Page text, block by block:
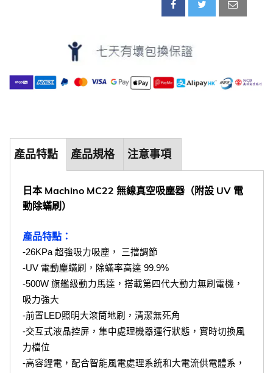
產品特點 產品規格 注意事項
日本 Machino MC22 無線真空吸塵器（附設 UV 電
動除蟎刷）
產品特點：
-26KPa 超強吸力吸塵， 三擋調節
-UV 電動麈蟎刷，除蟎率高達 99.9%
-500W 旗艦級動力馬達，搭載第四代大動力無刷電機，
吸力強大
-前置LED照明大滾筒地刷，清潔無死角
-交互式液晶控屏，集中處理機器運行狀態，實時切換風
力檔位
-高容鋰電，配合智能風電處理系統和大電流供電體系，